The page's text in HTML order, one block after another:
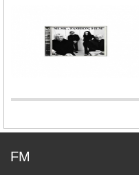
FM